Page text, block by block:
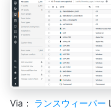
Via： ランスウィーパー